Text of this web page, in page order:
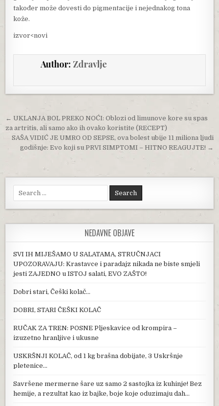
također može dovesti do pigmentacije i nejednakog tona
kože.
izvor<novi
Author: Zdravlje
Post navigation
← UKLANJA BOL PREKO NOĆI: Oblozi od limunove kore su spas
za artritis, ali samo ako ih ovako koristite (RECEPT)
SAŠA VIDIĆ JE UMRO OD SEPSE, ova bolest ubije 11 miliona ljudi
godišnje: Evo koji su PRVI SIMPTOMI – HITNO REAGUJTE! →
Search for:
NEDAVNE OBJAVE
SVI IH MIJEŠAMO U SALATAMA, STRUČNJACI
UPOZORAVAJU: Krastavce i paradajz nikada ne biste smjeli
jesti ZAJEDNO u ISTOJ salati, EVO ZAŠTO!
Dobri stari, Češki kolač…
DOBRI, STARI ČEŠKI KOLAČ
RUČAK ZA TREN: POSNE Pljeskavice od krompira –
izuzetno hranljive i ukusne
USKRŠNJI KOLAČ, od 1 kg brašna dobijate, 3 Uskršnje
pletenice…
Savršene mermerne šare uz samo 2 sastojka iz kuhinje! Bez
hemije, a rezultat kao iz bajke, boje koje oduzimaju dah…